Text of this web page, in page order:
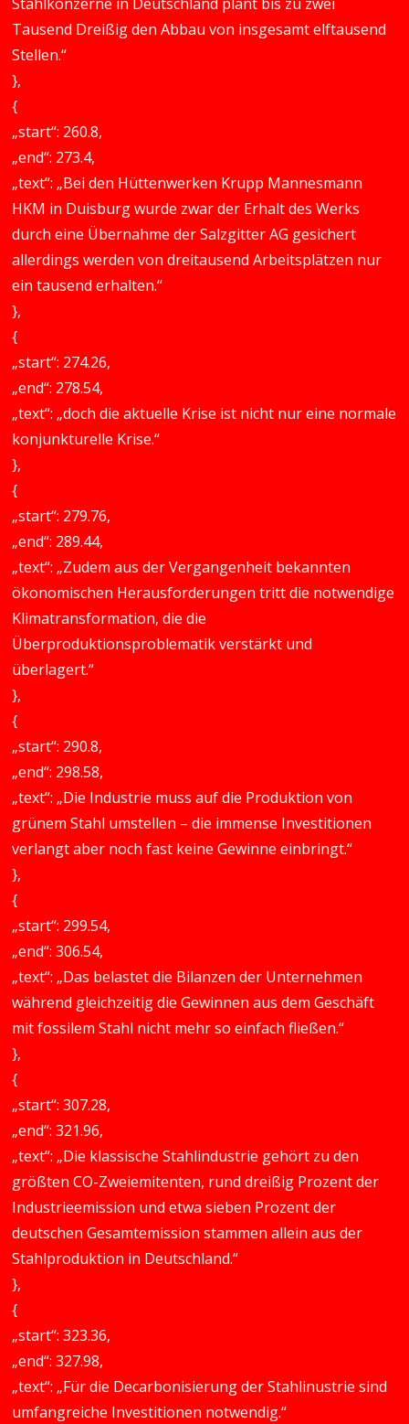
Stahlkonzerne in Deutschland plant bis zu zwei
Tausend Dreißig den Abbau von insgesamt elftausend
Stellen.“
},
{
„start“: 260.8,
„end“: 273.4,
„text“: „Bei den Hüttenwerken Krupp Mannesmann
HKM in Duisburg wurde zwar der Erhalt des Werks
durch eine Übernahme der Salzgitter AG gesichert
allerdings werden von dreitausend Arbeitsplätzen nur
ein tausend erhalten.“
},
{
„start“: 274.26,
„end“: 278.54,
„text“: „doch die aktuelle Krise ist nicht nur eine normale
konjunkturelle Krise.“
},
{
„start“: 279.76,
„end“: 289.44,
„text“: „Zudem aus der Vergangenheit bekannten
ökonomischen Herausforderungen tritt die notwendige
Klimatransformation, die die
Überproduktionsproblematik verstärkt und
überlagert.“
},
{
„start“: 290.8,
„end“: 298.58,
„text“: „Die Industrie muss auf die Produktion von
grünem Stahl umstellen – die immense Investitionen
verlangt aber noch fast keine Gewinne einbringt.“
},
{
„start“: 299.54,
„end“: 306.54,
„text“: „Das belastet die Bilanzen der Unternehmen
während gleichzeitig die Gewinnen aus dem Geschäft
mit fossilem Stahl nicht mehr so einfach fließen.“
},
{
„start“: 307.28,
„end“: 321.96,
„text“: „Die klassische Stahlindustrie gehört zu den
größten CO-Zweiemitenten, rund dreißig Prozent der
Industrieemission und etwa sieben Prozent der
deutschen Gesamtemission stammen allein aus der
Stahlproduktion in Deutschland.“
},
{
„start“: 323.36,
„end“: 327.98,
„text“: „Für die Decarbonisierung der Stahlinustrie sind
umfangreiche Investitionen notwendig.“